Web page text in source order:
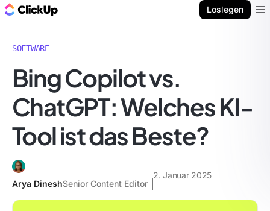
Loslegen
SOFTWARE
Bing Copilot vs.
ChatGPT: Welches KI-
Tool ist das Beste?
Arya DineshSenior Content Editor
2. Januar 2025